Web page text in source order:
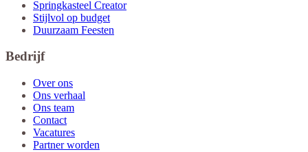
Springkasteel Creator
Stijlvol op budget
Duurzaam Feesten
Bedrijf
Over ons
Ons verhaal
Ons team
Contact
Vacatures
Partner worden